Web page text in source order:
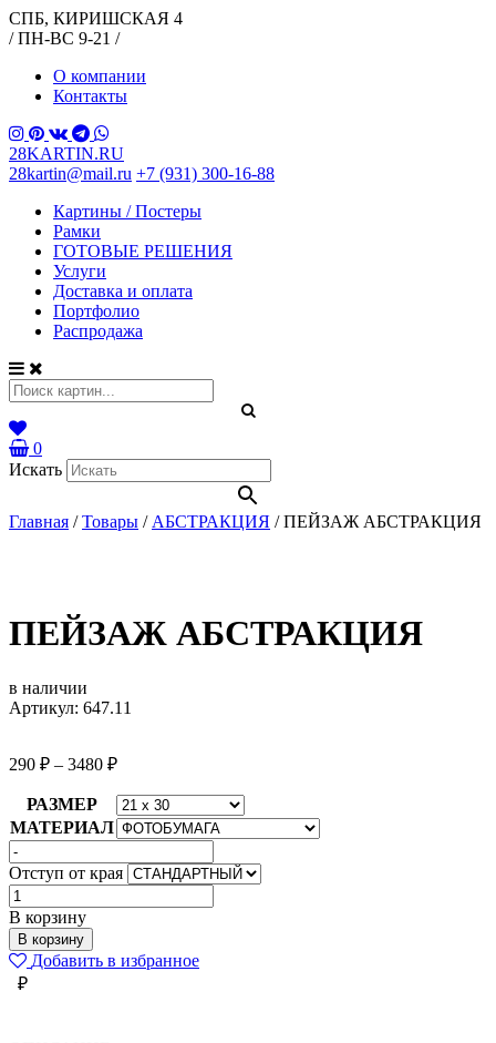
СПБ, КИРИШСКАЯ 4
/ ПН-ВС 9-21 /
О компании
Контакты
28KARTIN.RU
28kartin@mail.ru +7 (931) 300-16-88
Картины / Постеры
Рамки
ГОТОВЫЕ РЕШЕНИЯ
Услуги
Доставка и оплата
Портфолио
Распродажа
0
Искать
Главная /Товары / АБСТРАКЦИЯ /ПЕЙЗАЖ АБСТРАКЦИЯ
ПЕЙЗАЖ АБСТРАКЦИЯ
в наличии
Артикул: 647.11
290 ₽ – 3480 ₽
РАЗМЕР
МАТЕРИАЛ
Отступ от края
Количество
товара
ПЕЙЗАЖ
АБСТРАКЦИЯ
В корзину
В корзину
Добавить в избранное
₽